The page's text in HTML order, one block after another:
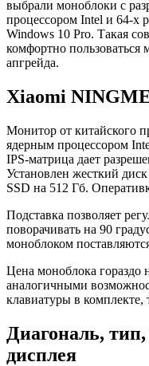
выбрали моноблоки с
процессором Intel и 64-х
Windows 10 Pro. Такая
комфортно пользоваться
апгрейда.
Xiaomi
Монитор от китайского
ядерным процессором
IPS-матрица дает
Установлен жесткий
SSD на 512 Гб.
Подставка позволяет
поворачивать на 90
моноблоком
Цена моноблока гораздо
аналогичными
клавиатуры в комплекте,
Диагональ,
дисплея